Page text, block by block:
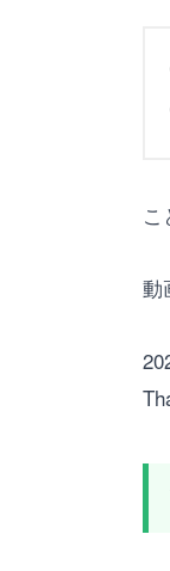
こ
動